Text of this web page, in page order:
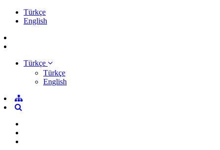
Türkçe
English
Türkçe
Türkçe
English